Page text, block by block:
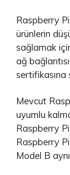
Raspberry
ürünlerin
sağlamak
ağ
sertifikasına
Mevcut
uyumlu
Raspberry
Raspberry
Model B